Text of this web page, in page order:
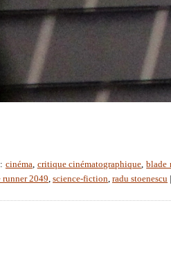
cinéma, critique cinématographique,blade
runner 2049, science-fiction, radu stoenescu